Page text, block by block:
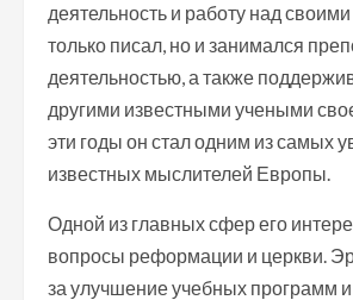
деятельность и работу над
только писал, но и занимался
деятельностью, а также
другими известными учеными
эти годы он стал одним из самых
известных мыслителей Европы.
Одной из главных сфер его
вопросы реформации и церкви.
за улучшение учебных программ